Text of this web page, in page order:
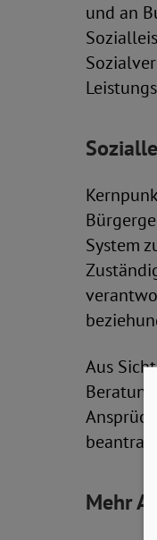
und an
System
Aus
Mehr